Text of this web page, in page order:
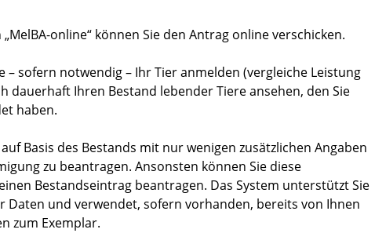
online“ können Sie den Antrag online verschicken.
– sofern notwendig – Ihr Tier anmelden (vergleiche Leistung
dauerhaft Ihren Bestand lebender Tiere ansehen, den Sie
haben.
Basis des Bestands mit nur wenigen zusätzlichen Angaben
zu beantragen. Ansonsten können Sie diese
Bestandseintrag beantragen. Das System unterstützt Sie
Daten und verwendet, sofern vorhanden, bereits von Ihnen
zum Exemplar.